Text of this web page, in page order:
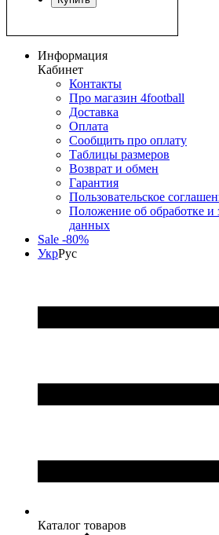
Информация
Кабинет
Контакты
Про магазин 4football
Доставка
Оплата
Сообщить про оплату
Таблицы размеров
Возврат и обмен
Гарантия
Пользовательское
Положение об обработке и
данных
Sale -80%
УкрРус
Каталог товаров